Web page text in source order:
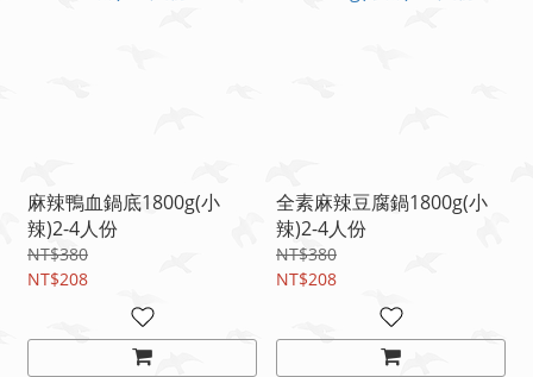
麻辣鴨血鍋底1800g(小
辣)2-4人份
NT$380
NT$208
全素麻辣豆腐鍋1800g(小
辣)2-4人份
NT$380
NT$208